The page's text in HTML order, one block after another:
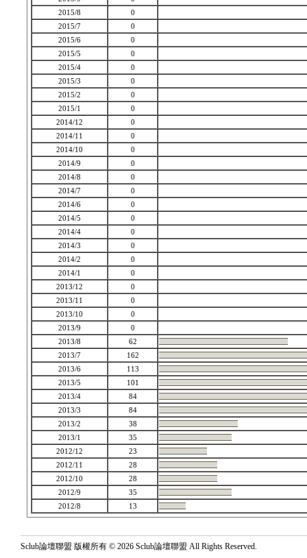
2015/8
0
2015/7
0
2015/6
0
2015/5
0
2015/4
0
2015/3
0
2015/2
0
2015/1
0
2014/12
0
2014/11
0
2014/10
0
2014/9
0
2014/8
0
2014/7
0
2014/6
0
2014/5
0
2014/4
0
2014/3
0
2014/2
0
2014/1
0
2013/12
0
2013/11
0
2013/10
0
2013/9
0
2013/8
62
2013/7
162
2013/6
113
2013/5
101
2013/4
84
2013/3
84
2013/2
38
2013/1
35
2012/12
23
2012/11
28
2012/10
28
2012/9
35
2012/8
13
Sclub論壇聯盟 版權所有 © 2026 Sclub論壇聯盟 All Rights Reserved.